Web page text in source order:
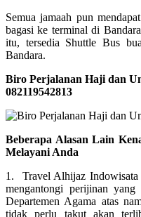
Semua jamaah pun
bagasi ke terminal di
itu, tersedia Shuttle Bus
Bandara.
Biro Perjalanan Haji dan
082119542813
Beberapa Alasan Lain
Melayani Anda
1. Travel Alhijaz Indowisata
mengantongi perijinan
Departemen Agama atas
tidak perlu takut akan